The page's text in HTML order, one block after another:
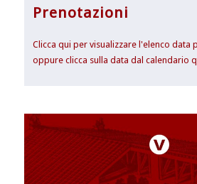
Prenotazioni
Clicca qui per visualizzare l'elenco data
oppure clicca sulla data dal calendario